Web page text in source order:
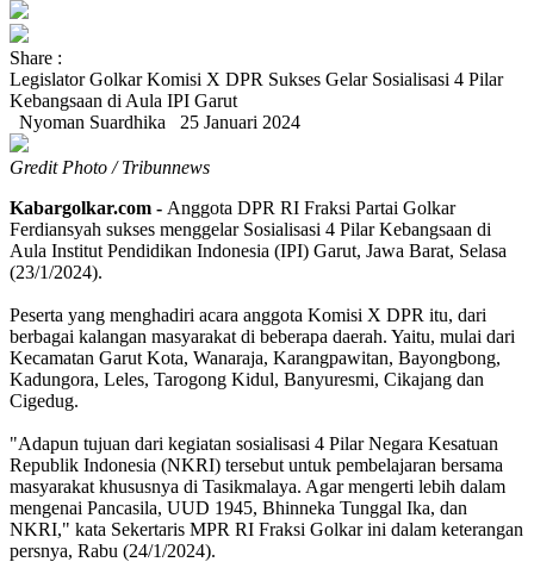
Share :
Legislator Golkar Komisi X DPR Sukses Gelar Sosialisasi 4 Pilar
Kebangsaan di Aula IPI Garut
Nyoman Suardhika
25 Januari 2024
Gredit Photo / Tribunnews
Kabargolkar.com - Anggota DPR RI Fraksi Partai Golkar
Ferdiansyah sukses menggelar Sosialisasi 4 Pilar Kebangsaan di
Aula Institut Pendidikan Indonesia (IPI) Garut, Jawa Barat, Selasa
(23/1/2024).
Peserta yang menghadiri acara anggota Komisi X DPR itu, dari
berbagai kalangan masyarakat di beberapa daerah. Yaitu, mulai dari
Kecamatan Garut Kota, Wanaraja, Karangpawitan, Bayongbong,
Kadungora, Leles, Tarogong Kidul, Banyuresmi, Cikajang dan
Cigedug.
"Adapun tujuan dari kegiatan sosialisasi 4 Pilar Negara Kesatuan
Republik Indonesia (NKRI) tersebut untuk pembelajaran bersama
masyarakat khususnya di Tasikmalaya. Agar mengerti lebih dalam
mengenai Pancasila, UUD 1945, Bhinneka Tunggal Ika, dan
NKRI," kata Sekertaris MPR RI Fraksi Golkar ini dalam keterangan
persnya, Rabu (24/1/2024).